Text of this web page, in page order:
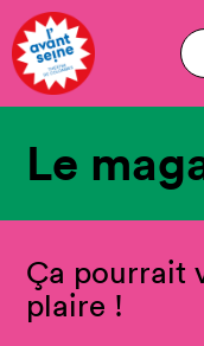
Le
Ça pourrait
plaire !